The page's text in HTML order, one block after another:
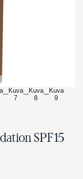
Kuva
7
Kuva
8
Kuva
9
SPF15